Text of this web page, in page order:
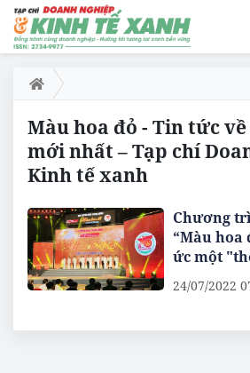
Màu hoa đỏ - Tin tức
mới nhất – Tạp chí
Kinh tế xanh
Chương
“Màu hoa
ức một
24/07/2022